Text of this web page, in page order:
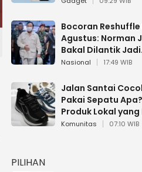
Bocoran
Agustus: Norman
Bakal Dilantik Jadi
Wamenhan RI
Nasional 17:49 WIB
Jalan Santai
Pakai Sepatu
Produk Lokal yang
Buat 17 Agustusan
Komunitas 07:10 WIB
PILIHAN